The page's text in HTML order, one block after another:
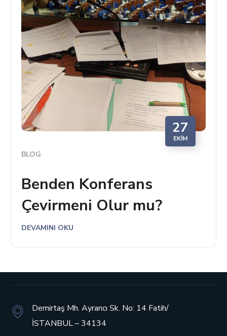
27
EKIM
BLOG
Benden Konferans
Çevirmeni Olur mu?
DEVAMINI OKU
Demirtaş Mh. Ayrancı Sk. No: 14 Fatih/
İSTANBUL – 34134